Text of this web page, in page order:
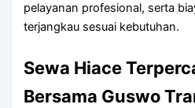
pelayanan profesional, serta
terjangkau sesuai kebutuhan.
Sewa Hiace
Bersama Guswo